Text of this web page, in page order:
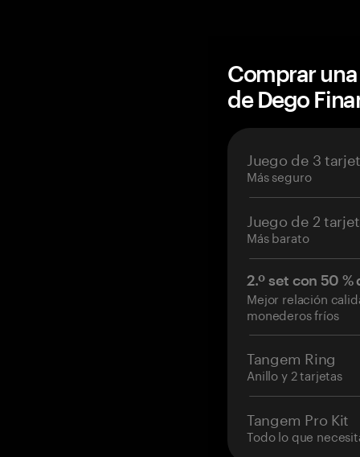
Comprar
de Dego
Juego de 3
Más seguro
Juego de 2
Más barato
2.º set con 50
Mejor relación
monederos fríos
Tangem Ring
Anillo y 2 tarjetas
Tangem Pro Kit
Todo lo que